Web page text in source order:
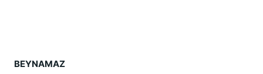
BEYNAMAZ